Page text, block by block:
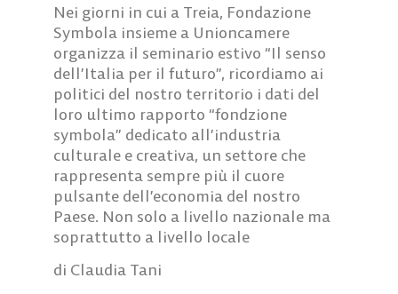
Nei giorni in cui a Treia, Fondazione
Symbola insieme a Unioncamere
organizza il seminario estivo “Il senso
dell’Italia per il futuro”, ricordiamo ai
politici del nostro territorio i dati del
loro ultimo rapporto “fondzione
symbola” dedicato all’industria
culturale e creativa, un settore che
rappresenta sempre più il cuore
pulsante dell’economia del nostro
Paese. Non solo a livello nazionale ma
soprattutto a livello locale
di Claudia Tani